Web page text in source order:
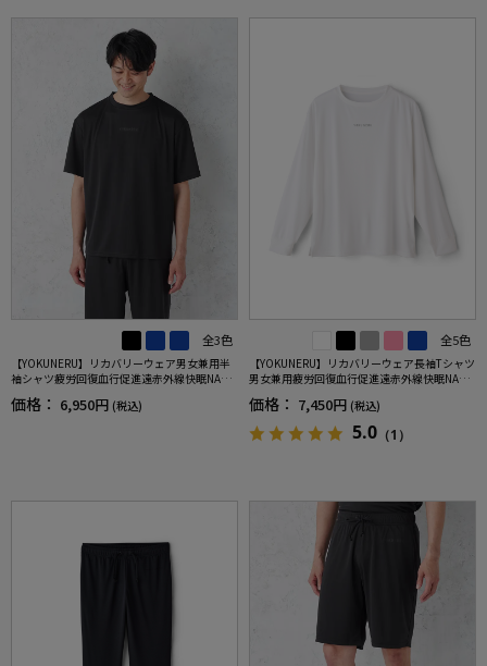
全3色
【YOKUNERU】リカバリーウェア男女兼用半
袖シャツ疲労回復血行促進遠赤外線快眠NANO
MIX(R)【一般医療機器】SS～LLサイズ
価格： 6,950円 (税込)
全5色
【YOKUNERU】リカバリーウェア長袖Tシャツ
男女兼用疲労回復血行促進遠赤外線快眠NANO
MIX(R)【一般医療機器】SS～LLサイズ
価格： 7,450円 (税込)
5.0 （1）